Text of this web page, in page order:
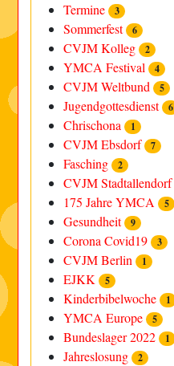
Termine 3
Sommerfest 6
CVJM Kolleg 2
YMCA Festival 4
CVJM Weltbund 5
Jugendgottesdienst 6
Chrischona 1
CVJM Ebsdorf 7
Fasching 2
CVJM Stadtallendorf
175 Jahre YMCA 5
Gesundheit 9
Corona Covid19 3
CVJM Berlin 1
EJKK 5
Kinderbibelwoche 1
YMCA Europe 5
Bundeslager 2022 1
Jahreslosung 2